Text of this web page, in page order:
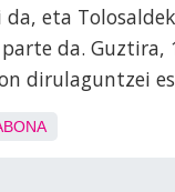
eta
da. Guztira,
dirulaguntzei